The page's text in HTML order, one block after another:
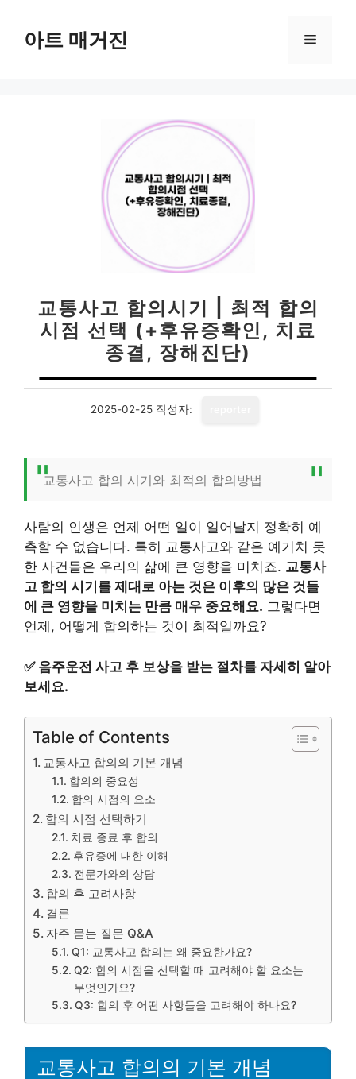
아트 매거진 메
교통사고 합의시기 | 최적 합의
시점 선택 (+후유증확인, 치료
종결, 장해진단)
2025-02-25 작성자:
교통사고 합의 시기와 최적의 합의방법
사람의 인생은 언제 어떤 일이 일어날지 정확히 예
측할 수 없습니다. 특히 교통사고와 같은 예기치 못
한 사건들은 우리의 삶에 큰 영향을 미치죠. 교통사
고 합의 시기를 제대로 아는 것은 이후의 많은 것들
에 큰 영향을 미치는 만큼 매우 중요해요. 그렇다면
언제, 어떻게 합의하는 것이 최적일까요?
✅ 음주운전 사고 후 보상을 받는 절차를 자세히 알아
보세요.
Table of Contents
교통사고 합의의 기본 개념
합의의 중요성
합의 시점의 요소
합의 시점 선택하기
치료 종료 후 합의
후유증에 대한 이해
전문가와의 상담
합의 후 고려사항
결론
자주 묻는 질문 Q&A
Q1: 교통사고 합의는 왜 중요한가요?
Q2: 합의 시점을 선택할 때 고려해야 할 요소는
무엇인가요?
Q3: 합의 후 어떤 사항들을 고려해야 하나요?
교통사고 합의의 기본 개념